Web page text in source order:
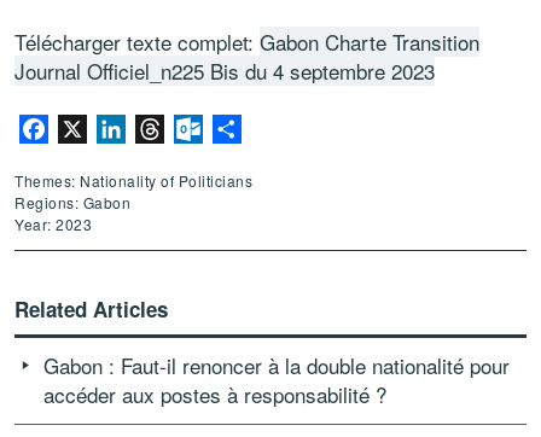
Télécharger texte complet: Gabon Charte Transition
Journal Officiel_n225 Bis du 4 septembre 2023
Facebook LinkedInThreadsOutlook.com
Themes: Nationality of Politicians
Regions: Gabon
Year: 2023
Related Articles
Gabon : Faut-il renoncer à la double nationalité pour
accéder aux postes à responsabilité ?